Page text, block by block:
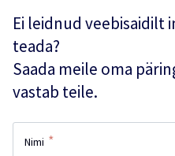
Ei leidnud
teada?
Saada meile oma
vastab teile.
Nimi *